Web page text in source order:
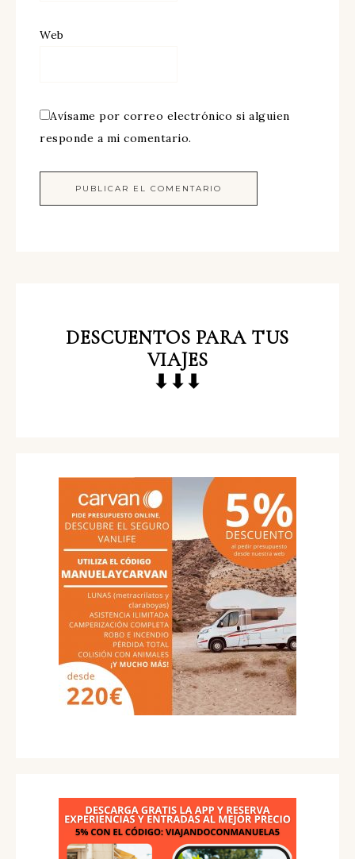
Web
Avísame por correo electrónico si alguien
responde a mi comentario.
DESCUENTOS PARA TUS
VIAJES
⬇⬇⬇